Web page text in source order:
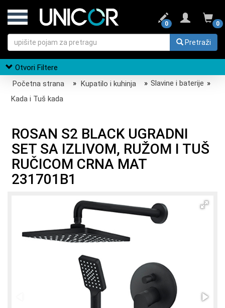
0
0
Pretraži
Otvori Filtere
Početna strana
» Kupatilo i kuhinja » Slavine i baterije »
Kada i Tuš kada
ROSAN S2 BLACK UGRADNI
SET SA IZLIVOM, RUŽOM I TUŠ
RUČICOM CRNA MAT
231701B1